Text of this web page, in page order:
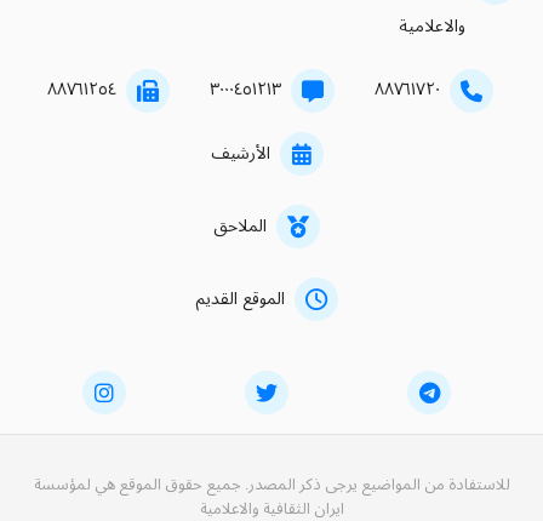
والاعلامية
۸۸۷٦۱۷۲۰ ۳۰۰۰٤٥۱۲۱۳ ۸۸۷٦۱۲٥٤
الأرشيف
الملاحق
الموقع القديم
للاستفادة من المواضيع يرجى ذكر المصدر. جميع حقوق الموقع هي لمؤسسة
ايران الثقافية والاعلامية